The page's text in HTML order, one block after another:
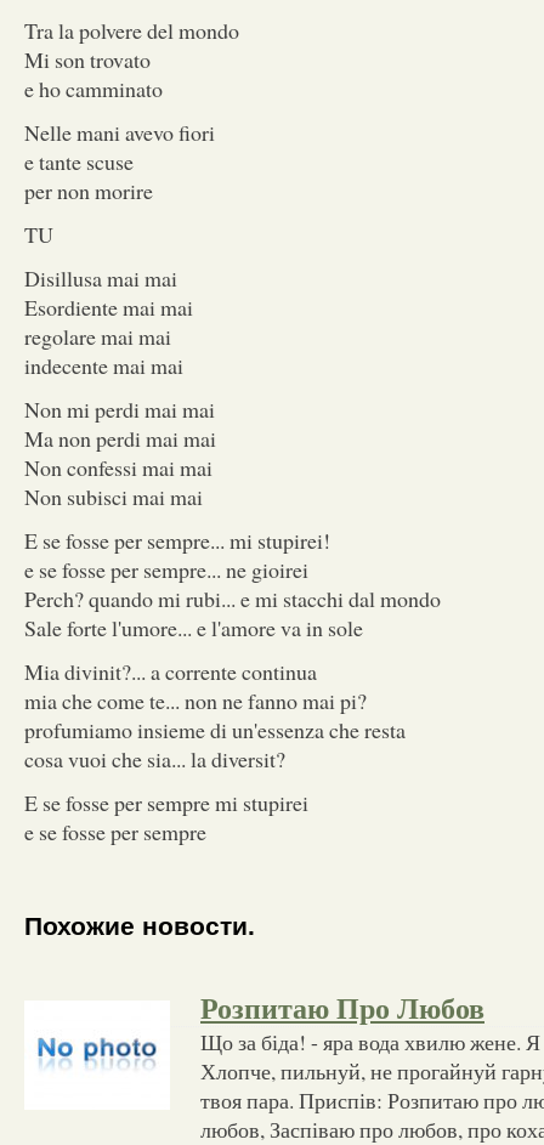
Tra la polvere del mondo
Mi son trovato
e ho camminato
Nelle mani avevo fiori
e tante scuse
per non morire
TU
Disillusa mai mai
Esordiente mai mai
regolare mai mai
indecente mai mai
Non mi perdi mai mai
Ma non perdi mai mai
Non confessi mai mai
Non subisci mai mai
E se fosse per sempre... mi stupirei!
e se fosse per sempre... ne gioirei
Perch? quando mi rubi... e mi stacchi dal mondo
Sale forte l'umore... e l'amore va in sole
Mia divinit?... a corrente continua
mia che come te... non ne fanno mai pi?
profumiamo insieme di un'essenza che resta
cosa vuoi che sia... la diversit?
E se fosse per sempre mi stupirei
e se fosse per sempre
Похожие новости.
Розпитаю Про Любов
Що за біда! - яра вода хвилю жене. Я
Хлопче, пильнуй, не прогайнуй
твоя пара. Приспів: Розпитаю про
любов, Заспіваю про любов, про